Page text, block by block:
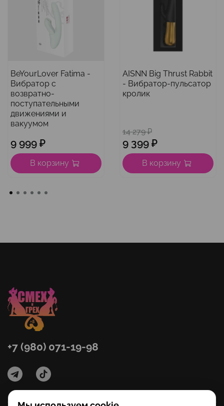
BeYourLover Fatima -
Вибратор с
возвратно-
поступательными
движениями и
вакуумом
9 999 ₽
В корзину
AISNN Big Thrust Rabbit
- Вибратор-пульсатор
кролик
14 279 ₽
9 399 ₽
В корзину
+7 (980) 071-19-98